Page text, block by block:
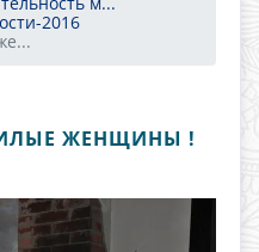
2016
ЖЕНЩИНЫ !